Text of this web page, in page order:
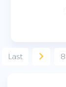
8
Last